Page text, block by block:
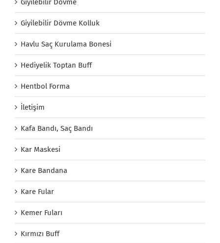
Giyilebilir Dövme
Giyilebilir Dövme Kolluk
Havlu Saç Kurulama Bonesi
Hediyelik Toptan Buff
Hentbol Forma
İletişim
Kafa Bandı, Saç Bandı
Kar Maskesi
Kare Bandana
Kare Fular
Kemer Fuları
Kırmızı Buff